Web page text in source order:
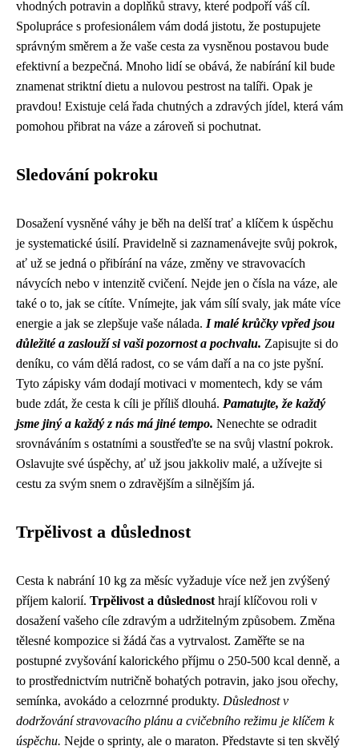
vhodných potravin a doplňků stravy, které podpoří váš cíl.
Spolupráce s profesionálem vám dodá jistotu, že postupujete
správným směrem a že vaše cesta za vysněnou postavou bude
efektivní a bezpečná. Mnoho lidí se obává, že nabírání kil bude
znamenat striktní dietu a nulovou pestrost na talíři. Opak je
pravdou! Existuje celá řada chutných a zdravých jídel, která vám
pomohou přibrat na váze a zároveň si pochutnat.
Sledování pokroku
Dosažení vysněné váhy je běh na delší trať a klíčem k úspěchu
je systematické úsilí. Pravidelně si zaznamenávejte svůj pokrok,
ať už se jedná o přibírání na váze, změny ve stravovacích
návycích nebo v intenzitě cvičení. Nejde jen o čísla na váze, ale
také o to, jak se cítíte. Vnímejte, jak vám sílí svaly, jak máte více
energie a jak se zlepšuje vaše nálada. I malé krůčky vpřed jsou
důležité a zaslouží si vaši pozornost a pochvalu. Zapisujte si do
deníku, co vám dělá radost, co se vám daří a na co jste pyšní.
Tyto zápisky vám dodají motivaci v momentech, kdy se vám
bude zdát, že cesta k cíli je příliš dlouhá. Pamatujte, že každý
jsme jiný a každý z nás má jiné tempo. Nenechte se odradit
srovnáváním s ostatními a soustřeďte se na svůj vlastní pokrok.
Oslavujte své úspěchy, ať už jsou jakkoliv malé, a užívejte si
cestu za svým snem o zdravějším a silnějším já.
Trpělivost a důslednost
Cesta k nabrání 10 kg za měsíc vyžaduje více než jen zvýšený
příjem kalorií. Trpělivost a důslednost hrají klíčovou roli v
dosažení vašeho cíle zdravým a udržitelným způsobem. Změna
tělesné kompozice si žádá čas a vytrvalost. Zaměřte se na
postupné zvyšování kalorického příjmu o 250-500 kcal denně, a
to prostřednictvím nutričně bohatých potravin, jako jsou ořechy,
semínka, avokádo a celozrnné produkty. Důslednost v
dodržování stravovacího plánu a cvičebního režimu je klíčem k
úspěchu. Nejde o sprinty, ale o maraton. Představte si ten skvělý